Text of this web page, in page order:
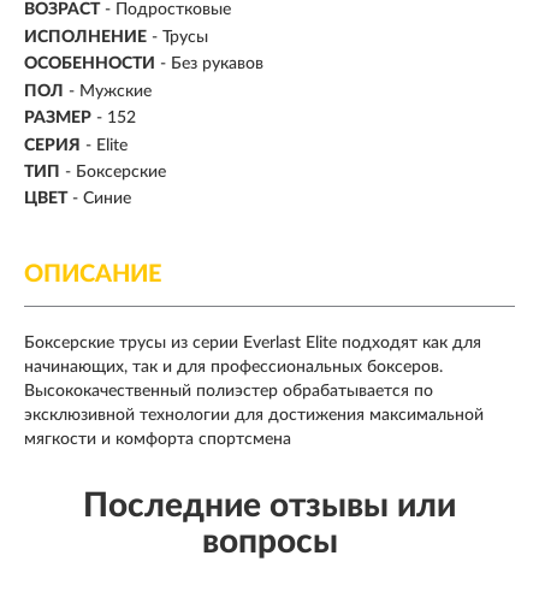
ВОЗРАСТ - Подростковые
ИСПОЛНЕНИЕ - Трусы
ОСОБЕННОСТИ - Без рукавов
ПОЛ - Мужские
РАЗМЕР - 152
СЕРИЯ - Elite
ТИП - Боксерские
ЦВЕТ - Синие
ОПИСАНИЕ
Боксерские трусы из серии Everlast Elite подходят как для
начинающих, так и для профессиональных боксеров.
Высококачественный полиэстер обрабатывается по
эксклюзивной технологии для достижения максимальной
мягкости и комфорта спортсмена
Последние отзывы или
вопросы